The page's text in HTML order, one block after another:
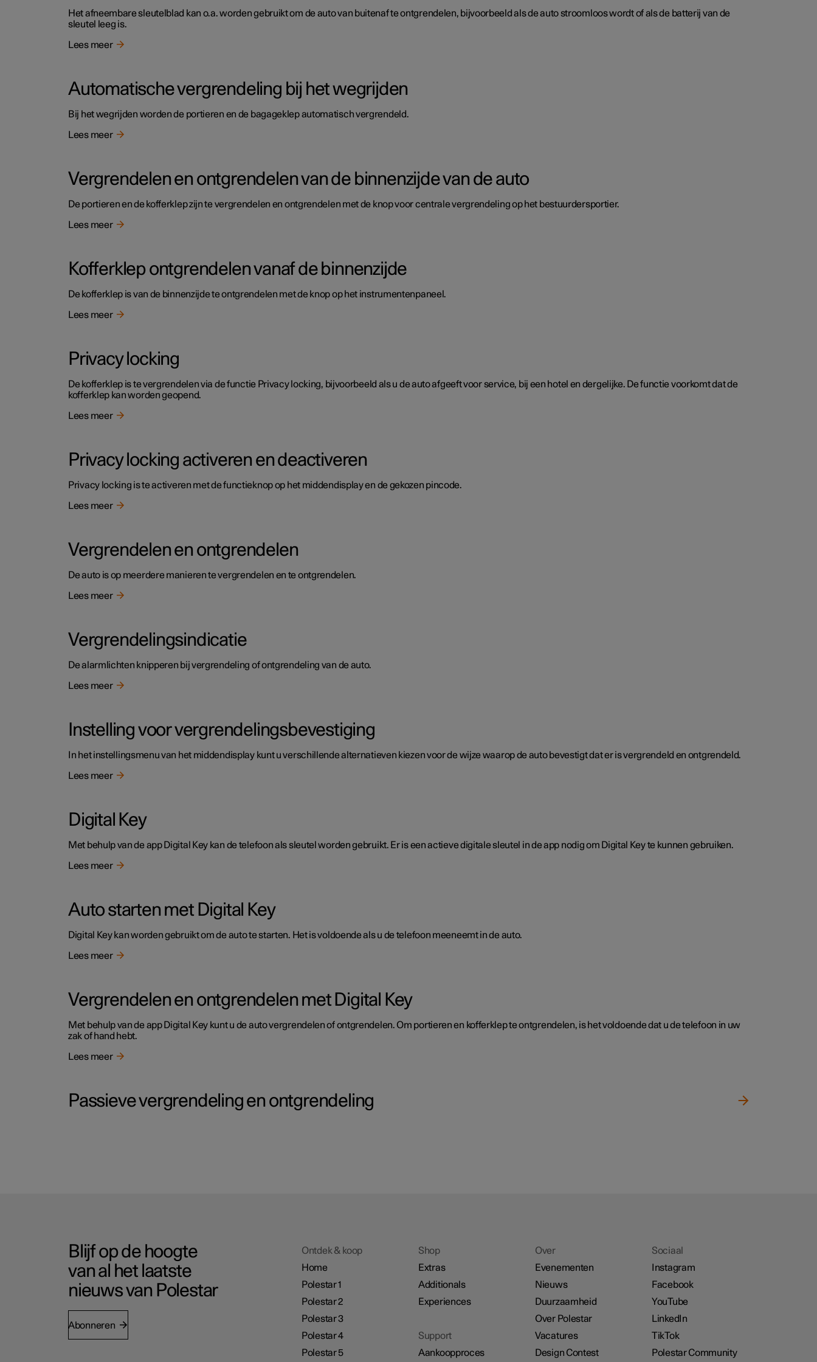
Het afneembare sleutelblad kan o.a. worden gebruikt om de auto van buitenaf te ontgrendelen, bijvoorbeeld als de auto stroomloos wordt of als de batterij van de
sleutel leeg is.
Lees meer
Automatische vergrendeling bij het wegrijden
Bij het wegrijden worden de portieren en de bagageklep automatisch vergrendeld.
Lees meer
Vergrendelen en ontgrendelen van de binnenzijde van de auto
De portieren en de kofferklep zijn te vergrendelen en ontgrendelen met de knop voor centrale vergrendeling op het bestuurdersportier.
Lees meer
Kofferklep ontgrendelen vanaf de binnenzijde
De kofferklep is van de binnenzijde te ontgrendelen met de knop op het instrumentenpaneel.
Lees meer
Privacy locking
De kofferklep is te vergrendelen via de functie Privacy locking, bijvoorbeeld als u de auto afgeeft voor service, bij een hotel en dergelijke. De functie voorkomt dat de
kofferklep kan worden geopend.
Lees meer
Privacy locking activeren en deactiveren
Privacy locking is te activeren met de functieknop op het middendisplay en de gekozen pincode.
Lees meer
Vergrendelen en ontgrendelen
De auto is op meerdere manieren te vergrendelen en te ontgrendelen.
Lees meer
Vergrendelingsindicatie
De alarmlichten knipperen bij vergrendeling of ontgrendeling van de auto.
Lees meer
Instelling voor vergrendelingsbevestiging
In het instellingsmenu van het middendisplay kunt u verschillende alternatieven kiezen voor de wijze waarop de auto bevestigt dat er is vergrendeld en ontgrendeld.
Lees meer
Digital Key
Met behulp van de app Digital Key kan de telefoon als sleutel worden gebruikt. Er is een actieve digitale sleutel in de app nodig om Digital Key te kunnen gebruiken.
Lees meer
Auto starten met Digital Key
Digital Key kan worden gebruikt om de auto te starten. Het is voldoende als u de telefoon meeneemt in de auto.
Lees meer
Vergrendelen en ontgrendelen met Digital Key
Met behulp van de app Digital Key kunt u de auto vergrendelen of ontgrendelen. Om portieren en kofferklep te ontgrendelen, is het voldoende dat u de telefoon in uw
zak of hand hebt.
Lees meer
Passieve vergrendeling en ontgrendeling
Blijf op de hoogte
van al het laatste
nieuws van Polestar
Abonneren
Ontdek & koop
Home
Polestar 1
Polestar 2
Polestar 3
Polestar 4
Polestar 5
Shop
Extras
Additionals
Experiences
Support
Aankoopproces
Over
Evenementen
Nieuws
Duurzaamheid
Over Polestar
Vacatures
Design Contest
Sociaal
Instagram
Facebook
YouTube
LinkedIn
TikTok
Polestar Community